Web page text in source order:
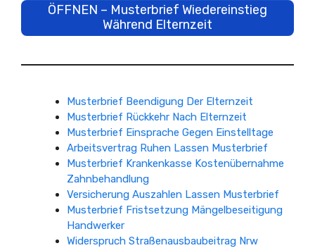
ÖFFNEN – Musterbrief Wiedereinstieg
Während Elternzeit
Musterbrief Beendigung Der Elternzeit
Musterbrief Rückkehr Nach Elternzeit
Musterbrief Einsprache Gegen Einstelltage
Arbeitsvertrag Ruhen Lassen Musterbrief
Musterbrief Krankenkasse Kostenübernahme
Zahnbehandlung
Versicherung Auszahlen Lassen Musterbrief
Musterbrief Fristsetzung Mängelbeseitigung
Handwerker
Widerspruch Straßenausbaubeitrag Nrw